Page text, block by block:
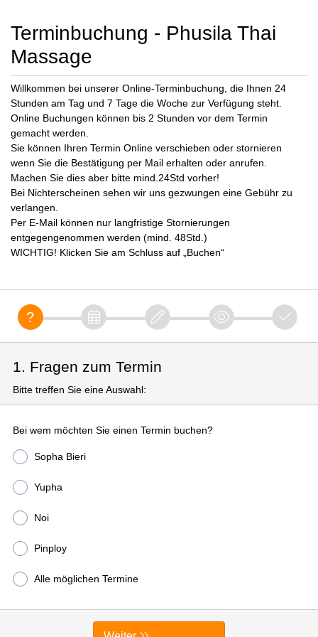
Terminbuchung - Phusila Thai
Massage
Willkommen bei unserer Online-Terminbuchung, die Ihnen 24
Stunden am Tag und 7 Tage die Woche zur Verfügung steht.
Online Buchungen können bis 2 Stunden vor dem Termin
gemacht werden.
Sie können Ihren Termin Online verschieben oder stornieren
wenn Sie die Bestätigung per Mail erhalten oder anrufen.
Machen Sie dies aber bitte mind.24Std vorher!
Bei Nichterscheinen sehen wir uns gezwungen eine Gebühr zu
verlangen.
Per E-Mail können nur langfristige Stornierungen
entgegengenommen werden (mind. 48Std.)
WICHTIG! Klicken Sie am Schluss auf „Buchen“
1. Fragen zum Termin
Bitte treffen Sie eine Auswahl:
Bei wem möchten Sie einen Termin buchen?
Sopha Bieri
Yupha
Noi
Pinploy
Alle möglichen Termine